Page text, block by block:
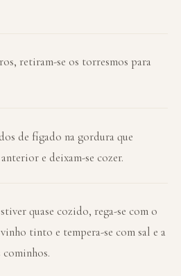
retiram-se os torresmos para
de fígado na gordura que
e deixam-se cozer.
quase cozido, rega-se com o
tinto e tempera-se com sal e a